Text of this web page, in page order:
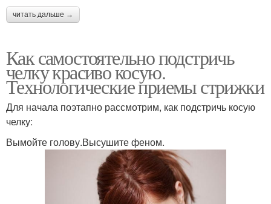
читать дальше →
Как самостоятельно подстричь
челку красиво косую.
Технологические приемы стрижки
Для начала поэтапно рассмотрим, как подстричь косую
челку:
Вымойте голову.Высушите феном.